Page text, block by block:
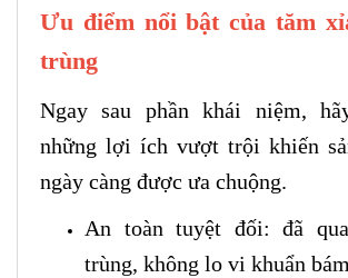
Ưu điểm nổi bật của tăm
trùng
Ngay sau phần khái niệm,
những lợi ích vượt trội khiến
ngày càng được ưa chuộng.
An toàn tuyệt đối: đã
trùng, không lo vi khuẩn